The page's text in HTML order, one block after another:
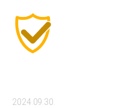
2024.09.30.